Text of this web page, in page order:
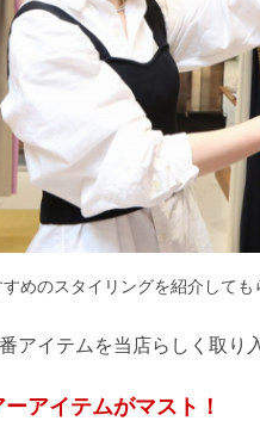
めのスタイリングを紹介しても
アイテムを当店らしく取り
アイテムがマスト！